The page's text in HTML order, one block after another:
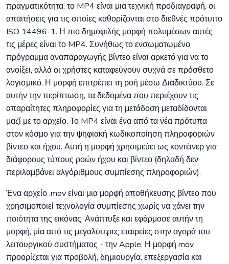
πραγματικότητα, το MP4 είναι μια τεχνική προδιαγραφή, οι
απαιτήσεις για τις οποίες καθορίζονται στο διεθνές πρότυπο
ISO 14496-1. Η πιο δημοφιλής μορφή πολυμέσων αυτές
τις μέρες είναι το MP4. Συνήθως το ενσωματωμένο
πρόγραμμα αναπαραγωγής βίντεο είναι αρκετό για να το
ανοίξει, αλλά οι χρήστες καταφεύγουν συχνά σε πρόσθετο
λογισμικό. Η μορφή επιτρέπει τη ροή μέσω Διαδικτύου. Σε
αυτήν την περίπτωση, τα δεδομένα που περιέχουν τις
απαραίτητες πληροφορίες για τη μετάδοση μεταδίδονται
μαζί με το αρχείο. Το MP4 είναι ένα από τα νέα πρότυπα
στον κόσμο για την ψηφιακή κωδικοποίηση πληροφοριών
βίντεο και ήχου. Αυτή η μορφή χρησιμεύει ως κοντέινερ για
διάφορους τύπους ροών ήχου και βίντεο (δηλαδή δεν
περιλαμβάνει αλγόριθμους συμπίεσης πληροφοριών).
Ένα αρχείο .mov είναι μια μορφή αποθήκευσης βίντεο που
χρησιμοποιεί τεχνολογία συμπίεσης χωρίς να χάνει την
ποιότητα της εικόνας. Ανάπτυξε και εφάρμοσε αυτήν τη
μορφή, μία από τις μεγαλύτερες εταιρείες στην αγορά του
λειτουργικού συστήματος - την Apple. Η μορφή mov
προορίζεται για προβολή, δημιουργία, επεξεργασία και